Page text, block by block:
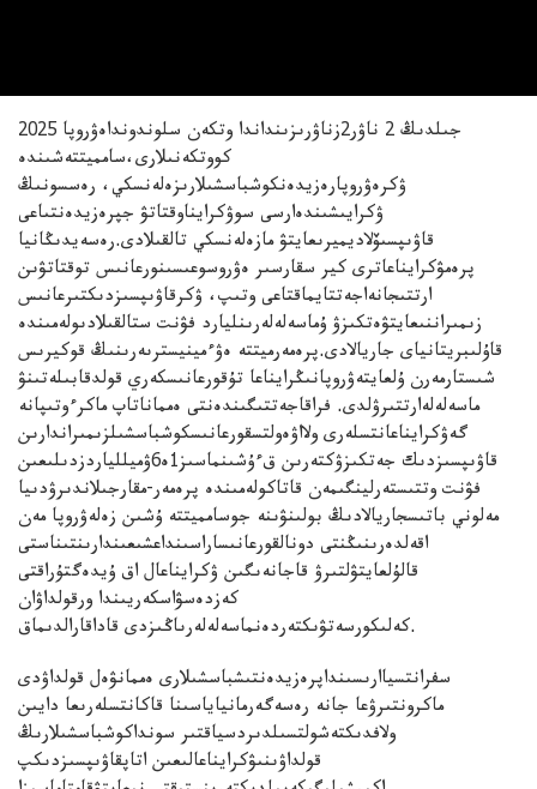
2025 جىلدىڭ 2 ناۋر2زناۋرىزىنداندا وتكەن سلوندونداەۋروپا
كووتكەنىلارى،سامميتتەشىندە
ۋكرەۋروپارەزيدەنكوشباسشىلارىزەلەنسكي، رەسسونىڭ
ۋكرايىشىندەارسى سوۋكرايناوقتاتۋ جپرەزيدەنتىاعى
قاۋىپسىۆلاديميرىعايتۋ مازەلەنسكي تالقىلادى.رەسەيدىڭانيا
پرەمۋكرايناعاترى كير سقارسىر ەۋروسوعىسىنورعانىس توقتاتۋىن
ارتتىجانەاجەتتايماقتاعى وتىپ، ۋكرقاۋىپسىزدىكتىرعانىس
زىمىراننىعايتۋەتكىزۋ ۇماسەلەلەرىنليارد فۋنت ستالقىلادىولەمىندە
قاۇلىبريتانياى جاريالادى.پرەمەرميتتە ەۋءمينيسترىەرىنىڭ قوكيرىس
شىستارمەرن ۇلعايتەۋروپانىڭرايناعا تۇقورعانىسكەري قولدقابىلەتىنۋ
ماسەلەلەارتتىرۋلدى. فراقاجەتتىگىندەنتى ەمماناتاپ ماكرءوتىپانە
گەۋكرايناعانتسلەرى ولااۋەولتسقورعانىسكوشباسشىلزىمىراندارىن
قاۋىپسىزدىك جەتكىزۋكتەرىن قءۇشىنماسىز1ە6ۋميللياردزدىلىعىن
فۋنت وتتىستەرلينگىمەن قاتاكولەمىندە پرەمەر-مقارجىلاندىرۋدىيا
مەلوني باتىسجاريالادىڭ بولىنۋىنە جوسامميتتە ۇشىن زەلەۋروپا مەن
اقەلدەرىنىڭنتى دونالقورعانىساراسىنداعشىعىندارىنتىناستى
قالۇلعايتۋلتىرۋ قاجانەىگىن ۋكرايناعال اق ۇيدەگتۇراقتى
كەزدەسۋاسكەريىندا ورقولداۋان
كەلىكورسەتۋىكتەردەنماسەلەلەرىاڭىزدى قاداقارالدىماق.
سفرانتسياارىسىنداپرەزيدەنتىشباسشىلارى ەممانۋەل قولداۋدى
ماكرونتىرۋعا جانە رەسەگەرمانياياسىنا قاكانتسلەرىعا دايىن
ولافدىكتەشولتسىلدىردسياقتىر سونداكوشباسشىلارىڭ
قولداۋىنىۋكرايناعالىعىن اتاپقاۋىپسىزدىكپ